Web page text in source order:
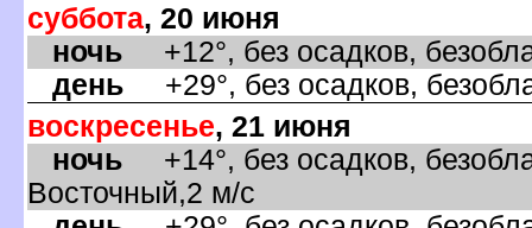
суббота, 20 июня
ночь +12°, без осадков,
день +29°, без осадков,
оскресенье, 21 июня
ночь +14°, без осадков,
осточный,2 м/с